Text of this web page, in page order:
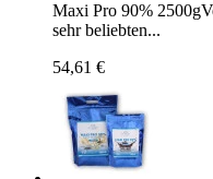
Maxi Pro 90%
sehr beliebten...
54,61 €